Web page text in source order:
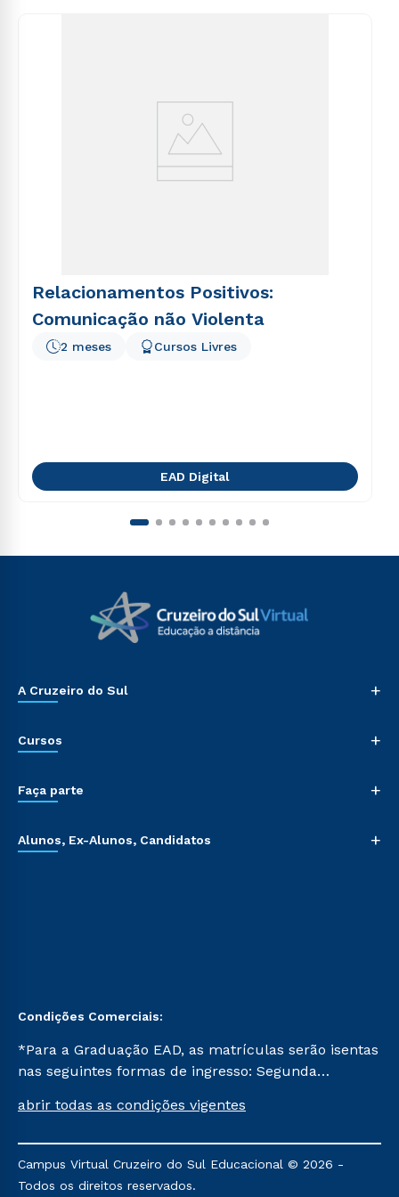
Relacionamentos Positivos:
Comunicação não Violenta
2 meses Cursos Livres
EAD Digital
A Cruzeiro do Sul +
Cursos +
Faça parte +
Alunos, Ex-Alunos, Candidatos +
Condições Comerciais:
*Para a Graduação EAD, as matrículas serão isentas
nas seguintes formas de ingresso: Segunda
Já para as demais, a taxa de matrícula será de R$
mencionadas são referentes aos cursos: Ensino
Religioso, Geografia para a Docência e Metodologia
abrir todas as condições vigentes
Campus Virtual Cruzeiro do Sul Educacional © 2026 -
Todos os direitos reservados.